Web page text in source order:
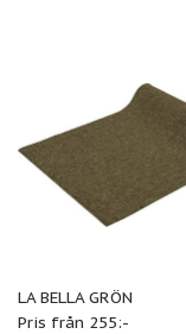
LA BELLA GRÖN
Pris från 255:-